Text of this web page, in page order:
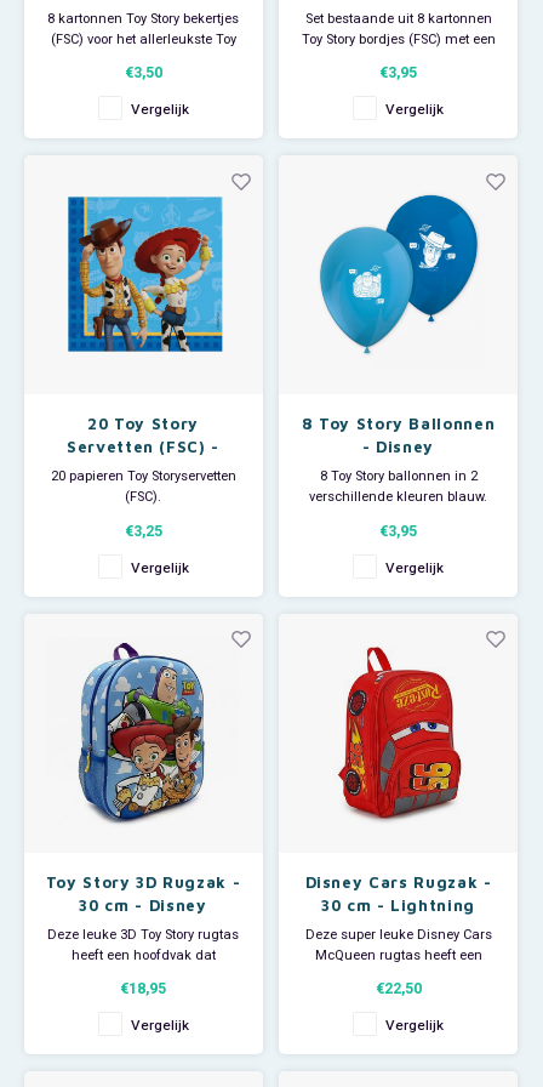
Disney
8 kartonnen Toy Story bekertjes
(FSC) voor het allerleukste Toy
Inhoud per Disney beker: 200
ml.
De bekers hebben een
afbeelding met Woody, Buzz
Je Toy Story feestje kan
beginnen!
€3,50
Vergelijk
Set bestaande uit 8 kartonnen
Toy Story bordjes (FSC) met een
Lightyear en Jessie.
Afmeting per bordje: Ø 23 cm.
Leuk om bv. pannenkoeken of
frietjes op te serveren.
Je Toy Storykinderfeestje kan
beginnen!
€3,95
Vergelijk
20 Toy Story
Servetten (FSC) -
Disney
20 papieren Toy Storyservetten
(FSC).
servet: 33 x 33 cm.
Je Toy Story kinderfeestje kan
beginnen!
€3,25
Vergelijk
8 Toy Story Ballonnen
- Disney
8 Toy Story ballonnen in 2
verschillende kleuren blauw.
afbeelding van Woody of Buzz
Lightyear.
Afmeting: 28 cm.
Maakt de kamer extra feestelijk.
Je Toy Story kinderfeestje kan
beginnen!
€3,95
Vergelijk
Toy Story 3D Rugzak -
30 cm - Disney
Deze leuke 3D Toy Story rugtas
heeft een hoofdvak dat
schoolspulletjes. Aan de zijkant
een handig vakje voor het
opbergen van je bidon. De Toy
Story rugzak sluit d.m.v. een rits
€18,95
Vergelijk
Disney Cars Rugzak -
30 cm - Lightning
McQueen
Deze super leuke Disney Cars
McQueen rugtas heeft een
hoofdvak biedt voldoende
ruimte voor je schoolspulletjes.
Het voorvak is handig voor al
die spulletjes die je snel bij de
€22,50
Vergelijk